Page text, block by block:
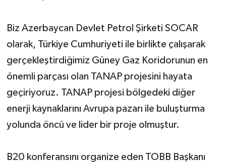
Biz Azerbaycan Devlet Petrol Şirketi SOCAR
olarak, Türkiye Cumhuriyeti ile birlikte çalışarak
gerçekleştirdiğimiz Güney Gaz Koridorunun en
önemli parçası olan TANAP projesini hayata
geçiriyoruz. TANAP projesi bölgedeki diğer
enerji kaynaklarını Avrupa pazarı ile buluşturma
yolunda öncü ve lider bir proje olmuştur.
B20 konferansını organize eden TOBB Başkanı